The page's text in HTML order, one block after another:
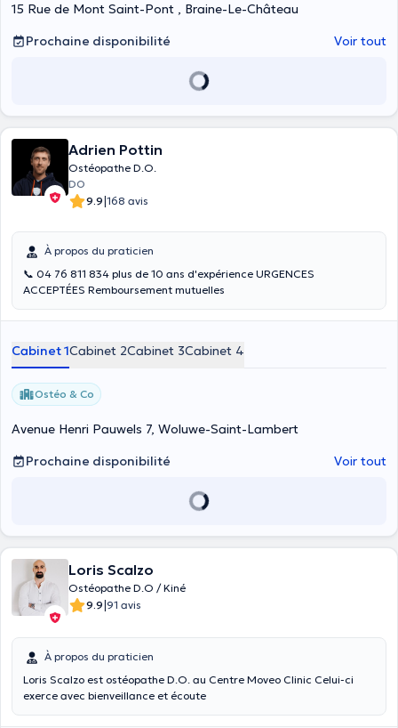
15 Rue de Mont Saint-Pont , Braine-Le-Château
Prochaine disponibilité
Voir tout
Adrien Pottin
Ostéopathe D.O.
DO
9.9|168 avis
À propos du praticien
📞 04 76 811 834 plus de 10 ans d'expérience URGENCES
ACCEPTÉES Remboursement mutuelles
Cabinet 1Cabinet 2Cabinet 3Cabinet 4
Ostéo & Co
Avenue Henri Pauwels 7, Woluwe-Saint-Lambert
Prochaine disponibilité
Voir tout
Loris Scalzo
Ostéopathe D.O / Kiné
9.9|91 avis
À propos du praticien
Loris Scalzo est ostéopathe D.O. au Centre Moveo Clinic Celui-ci
exerce avec bienveillance et écoute